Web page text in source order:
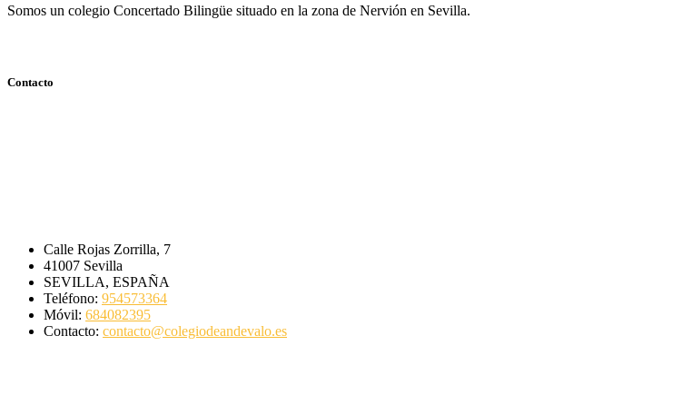
Somos un colegio Concertado Bilingüe situado en la zona de Nervión en Sevilla.
Contacto
Calle Rojas Zorrilla, 7
41007 Sevilla
SEVILLA, ESPAÑA
Teléfono: 954573364
Móvil: 684082395
Contacto: contacto@colegiodeandevalo.es